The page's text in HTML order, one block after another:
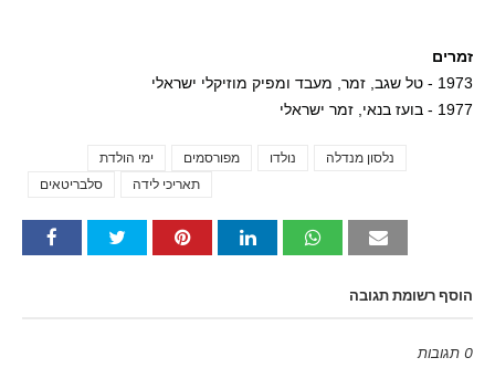
זמרים
1973 - טל שגב, זמר, מעבד ומפיק מוזיקלי ישראלי
1977 - בועז בנאי, זמר ישראלי
ימי הולדת מפורסמים נולדו
נלסון מנדלה
סלבריטאים
תאריכי לידה
הוסף רשומת תגובה
0 תגובות